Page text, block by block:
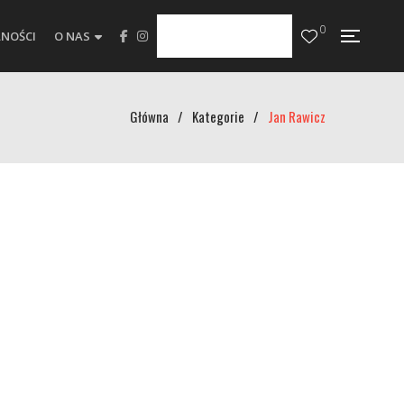
O NAS 0
Główna / Kategorie / Jan Rawicz